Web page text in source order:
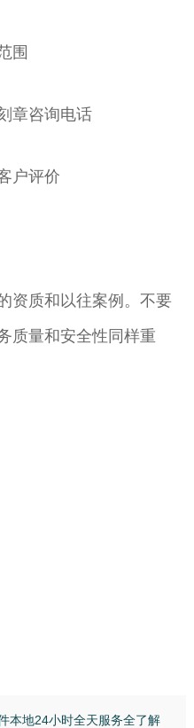
围
章咨询电话
户评价
资质和以往案例。不要
质量和安全性同样重
本地24小时全天服务全了解